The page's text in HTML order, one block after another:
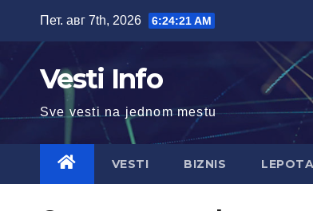
content
Пет. авг 7th, 2026 6:24:22 AM
Vesti Info
Sve vesti na jednom mestu
VESTI BIZNIS